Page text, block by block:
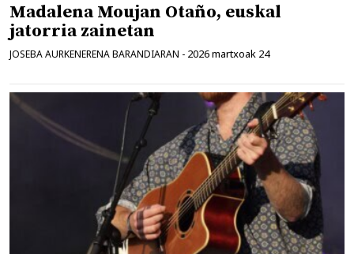
Madalena Moujan Otaño, euskal
jatorria zainetan
JOSEBA AURKENERENA BARANDIARAN - 2026 martxoak 24